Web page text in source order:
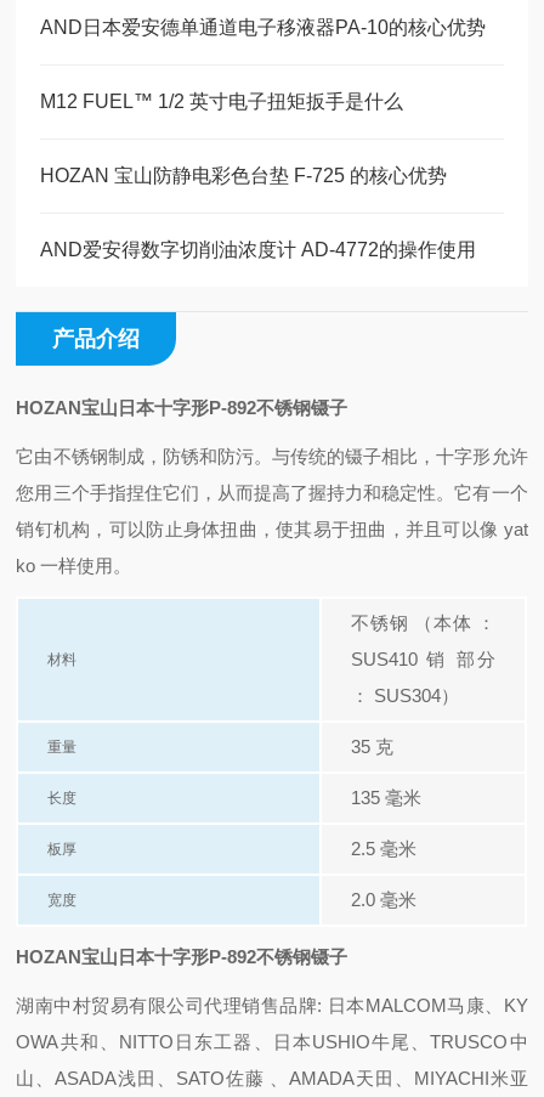
AND日本爱安德单通道电子移液器PA-10的核心优势
M12 FUEL™ 1/2 英寸电子扭矩扳手是什么
HOZAN 宝山防静电彩色台垫 F-725 的核心优势
AND爱安得数字切削油浓度计 AD-4772的操作使用
产品介绍
HOZAN宝山日本十字形P-892不锈钢镊子
它由不锈钢制成，防锈和防污。与传统的镊子相比，十字形允许
您用三个手指捏住它们，从而提高了握持力和稳定性。它有一个
销钉机构，可以防止身体扭曲，使其易于扭曲，并且可以像 yat
ko 一样使用。
材料
不锈钢 （本体 ：
SUS410 销 部分
： SUS304）
重量 35 克
长度 135 毫米
板厚 2.5 毫米
宽度 2.0 毫米
HOZAN宝山日本十字形P-892不锈钢镊子
湖南中村贸易有限公司代理销售品牌: 日本MALCOM马康、KY
OWA共和、NITTO日东工器、日本USHIO牛尾、TRUSCO中
山、ASADA浅田、SATO佐藤 、AMADA天田、MIYACHI米亚